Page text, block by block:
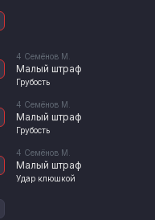
4 Семёнов М.
Малый штраф
Грубость
4 Семёнов М.
Малый штраф
Грубость
4 Семёнов М.
Малый штраф
Удар клюшкой